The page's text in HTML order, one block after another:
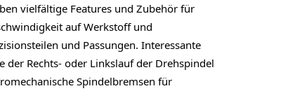
vielfältige Features und Zubehör für
auf Werkstoff und
und Passungen. Interessante
der Rechts- oder Linkslauf der Drehspindel
Spindelbremsen für